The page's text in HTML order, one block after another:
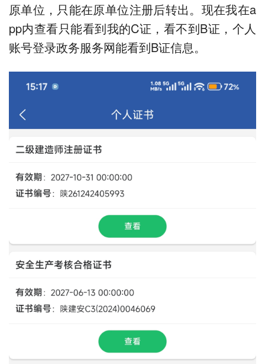
原单位，只能在原单位注册后转出。现在我在a
pp内查看只能看到我的C证，看不到B证，个人
账号登录政务服务网能看到B证信息。